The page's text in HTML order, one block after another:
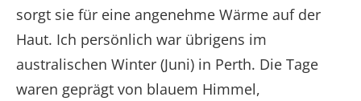
sorgt sie für eine angenehme Wärme auf der
Haut. Ich persönlich war übrigens im
australischen Winter (Juni) in Perth. Die Tage
waren geprägt von blauem Himmel,